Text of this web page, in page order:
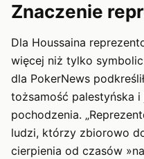
Znaczenie
Dla Houssaina
więcej niż tylko
dla PokerNews
tożsamość palestyńska
pochodzenia.
ludzi, którzy zbiorowo
cierpienia od czasów